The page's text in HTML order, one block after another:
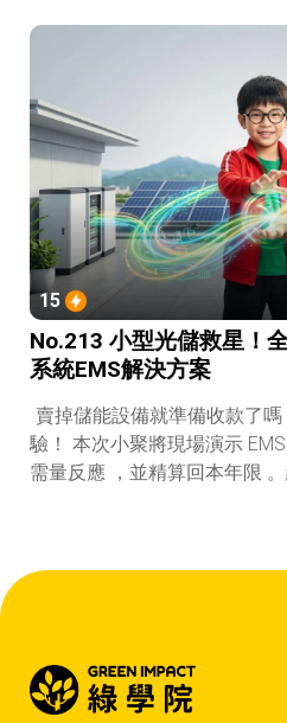
15
No.213 小型光儲救星！
系統EMS解決方案
賣掉儲能設備就準備收款了
驗！ 本次小聚將現場演示
需量反應 ，並精算回本年限